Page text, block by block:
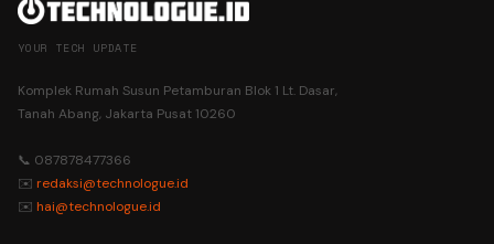
YOUR TECH UPDATE
Komplek Rumah Susun Petamburan Blok 1 Lt. Dasar,
Tanah Abang, Jakarta Pusat 10260
📞 087878477366
✉️ redaksi@technologue.id
✉️ hai@technologue.id